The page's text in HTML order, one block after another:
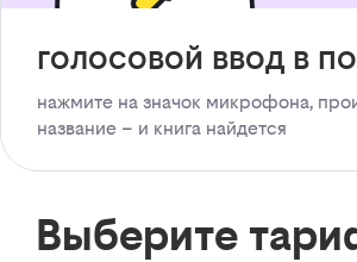
голосовой ввод в
нажмите на значок микрофона,
название – и книга найдется
Выберите